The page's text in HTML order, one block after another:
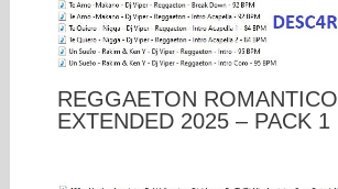
REGGAETON ROMANTICO
EXTENDED 2025 – PACK 1